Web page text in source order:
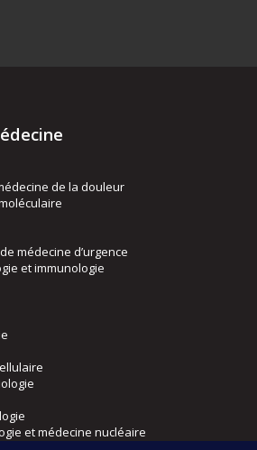
de la douleur
médecine d’urgence
et immunologie
et médecine nucléaire